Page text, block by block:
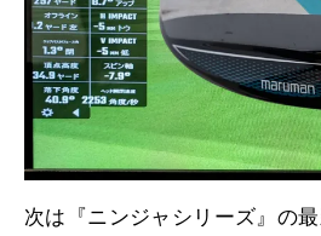
次は『ニンジャシリーズ』の